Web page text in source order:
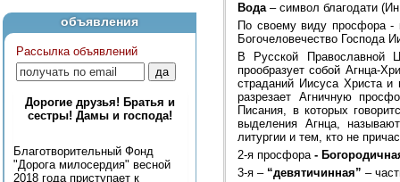
объявления
Рассылка объявлений
Дорогие друзья! Братья и
сестры! Дамы и господа!
Благотворительный Фонд
"Дорога милосердия" весной
2018 года приступает к
Вода– символ благодати
По своему виду просфора -
Богочеловечество Господа
В Русской Православной
прообразует собой Агнца-
страданий Иисуса Христа
разрезает Агничную
Писания, в которых
выделения Агнца,
литургии и тем, кто не
2-я просфора-
3-я – “девятичинная” –